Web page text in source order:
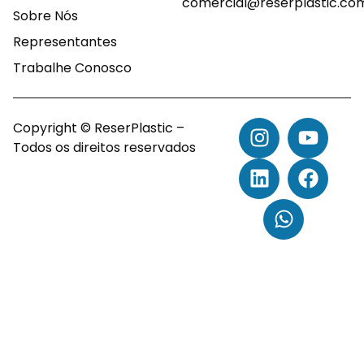
Sobre Nós
Representantes
Trabalhe Conosco
Copyright © ReserPlastic –
Todos os direitos reservados